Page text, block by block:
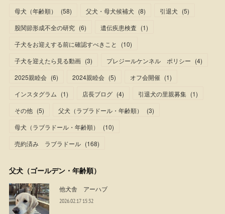
母犬（年齢順）
(58) 父犬・母犬候補犬 (8) 引退犬 (5)
股関節形成不全の研究 (6) 遺伝疾患検査 (1)
子犬をお迎えする前に確認すべきこと
(10)
子犬を迎えたら見る動画 (3) プレジールケンネル ポリシー (4)
2025親睦会 (6) 2024親睦会 (5) オフ会開催 (1)
インスタグラム (1) 店長ブログ (4) 引退犬の里親募集 (1)
その他 (5) 父犬（ラブラドール・年齢順） (3)
母犬（ラブラドール・年齢順）
(10)
売約済み ラブラドール (168)
父犬（ゴールデン・年齢順）
他犬舎 アーハブ
2026.02.17 15:32